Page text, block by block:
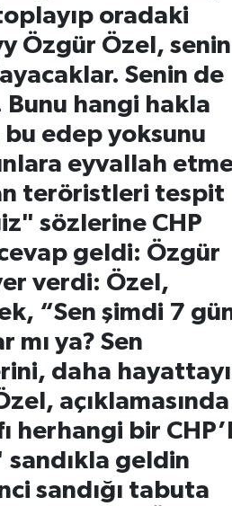
oradaki
Özgür Özel,
Senin de
Bunu hangi hakla
bu edep yoksunu
eyvallah
teröristleri tespit
sözlerine CHP
geldi: Özgür
verdi: Özel,
“Sen şimdi 7
mı ya? Sen
daha
açıklamasında
herhangi bir
geldin
sandığı tabuta